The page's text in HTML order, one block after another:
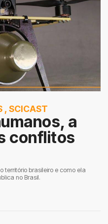
, SCICAST
a
conflitos
território brasileiro e como ela
no Brasil.